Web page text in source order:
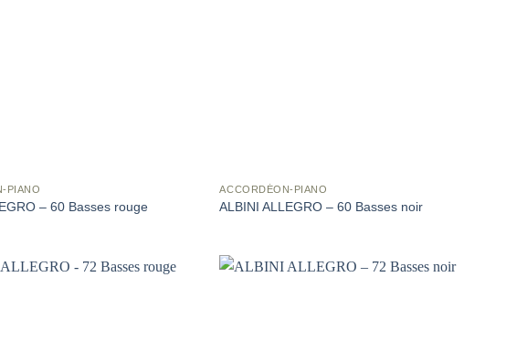
PIANO
– 60 Basses rouge
ACCORDÉON-PIANO
ALBINI ALLEGRO – 60 Basses noir